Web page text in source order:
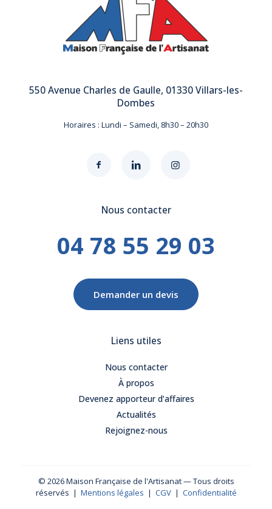
550 Avenue Charles de Gaulle, 01330 Villars-les-
Dombes
Horaires : Lundi – Samedi, 8h30 – 20h30
Nous contacter
04 78 55 29 03
Demander un devis
Liens utiles
Nous contacter
À propos
Devenez apporteur d’affaires
Actualités
Rejoignez-nous
© 2026 Maison Française de l'Artisanat — Tous droits
réservés | Mentions légales | CGV| Confidentialité